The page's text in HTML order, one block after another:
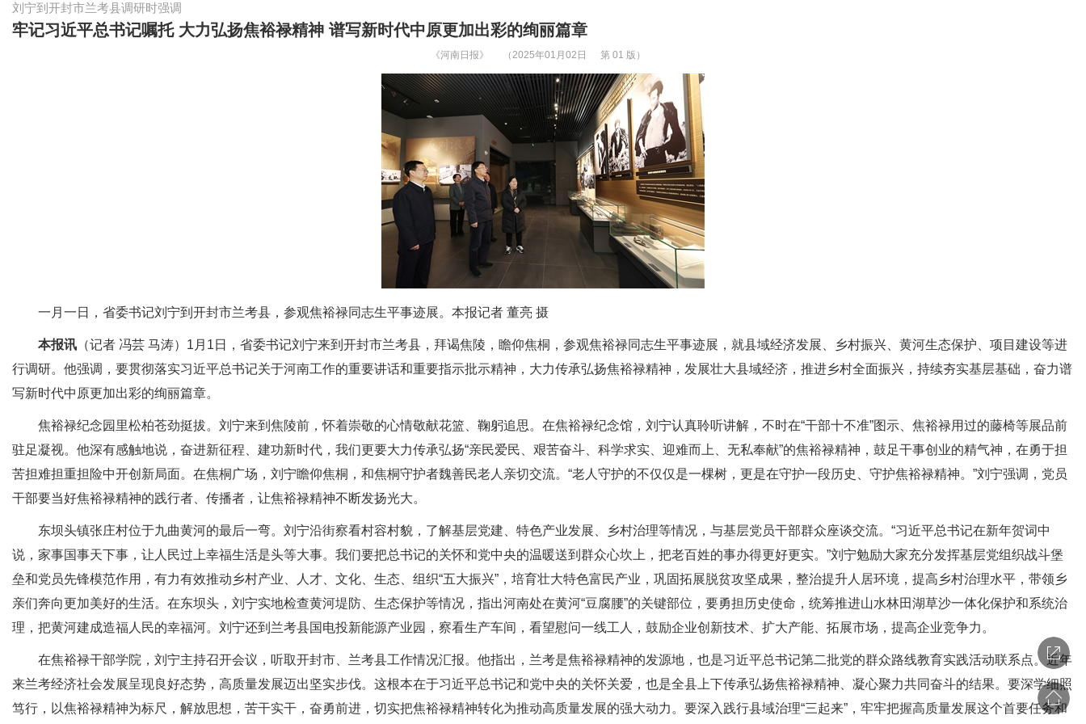
刘宁到开封市兰考县调研时强调
牢记习近平总书记嘱托 大力弘扬焦裕禄精神 谱写新时代中原更加出彩的绚丽篇章
《河南日报》 （2025年01月02日 第 01 版）
一月一日，省委书记刘宁到开封市兰考县，参观焦裕禄同志生平事迹展。本报记者 董亮 摄
本报讯 （记者 冯芸 马涛）1月1日，省委书记刘宁来到开封市兰考县，拜谒焦陵，瞻仰焦桐，参观焦裕禄同志生平事迹展，就县域经济发展、乡村振兴、黄河生态保护、项目建设等进
行调研。他强调，要贯彻落实习近平总书记关于河南工作的重要讲话和重要指示批示精神，大力传承弘扬焦裕禄精神，发展壮大县域经济，推进乡村全面振兴，持续夯实基层基础，奋力谱
写新时代中原更加出彩的绚丽篇章。
焦裕禄纪念园里松柏苍劲挺拔。刘宁来到焦陵前，怀着崇敬的心情敬献花篮、鞠躬追思。在焦裕禄纪念馆，刘宁认真聆听讲解，不时在“干部十不准”图示、焦裕禄用过的藤椅等展品前
驻足凝视。他深有感触地说，奋进新征程、建功新时代，我们更要大力传承弘扬“亲民爱民、艰苦奋斗、科学求实、迎难而上、无私奉献”的焦裕禄精神，鼓足干事创业的精气神，在勇于担
苦担难担重担险中开创新局面。在焦桐广场，刘宁瞻仰焦桐，和焦桐守护者魏善民老人亲切交流。“老人守护的不仅仅是一棵树，更是在守护一段历史、守护焦裕禄精神。”刘宁强调，党员
干部要当好焦裕禄精神的践行者、传播者，让焦裕禄精神不断发扬光大。
东坝头镇张庄村位于九曲黄河的最后一弯。刘宁沿街察看村容村貌，了解基层党建、特色产业发展、乡村治理等情况，与基层党员干部群众座谈交流。“习近平总书记在新年贺词中
说，家事国事天下事，让人民过上幸福生活是头等大事。我们要把总书记的关怀和党中央的温暖送到群众心坎上，把老百姓的事办得更好更实。”刘宁勉励大家充分发挥基层党组织战斗堡
垒和党员先锋模范作用，有力有效推动乡村产业、人才、文化、生态、组织“五大振兴”，培育壮大特色富民产业，巩固拓展脱贫攻坚成果，整治提升人居环境，提高乡村治理水平，带领乡
亲们奔向更加美好的生活。在东坝头，刘宁实地检查黄河堤防、生态保护等情况，指出河南处在黄河“豆腐腰”的关键部位，要勇担历史使命，统筹推进山水林田湖草沙一体化保护和系统治
理，把黄河建成造福人民的幸福河。刘宁还到兰考县国电投新能源产业园，察看生产车间，看望慰问一线工人，鼓励企业创新技术、扩大产能、拓展市场，提高企业竞争力。
在焦裕禄干部学院，刘宁主持召开会议，听取开封市、兰考县工作情况汇报。他指出，兰考是焦裕禄精神的发源地，也是习近平总书记第二批党的群众路线教育实践活动联系点。近年
来兰考经济社会发展呈现良好态势，高质量发展迈出坚实步伐。这根本在于习近平总书记和党中央的关怀关爱，也是全县上下传承弘扬焦裕禄精神、凝心聚力共同奋斗的结果。要深学细照
笃行，以焦裕禄精神为标尺，解放思想，苦干实干，奋勇前进，切实把焦裕禄精神转化为推动高质量发展的强大动力。要深入践行县域治理“三起来”，牢牢把握高质量发展这个首要任务和